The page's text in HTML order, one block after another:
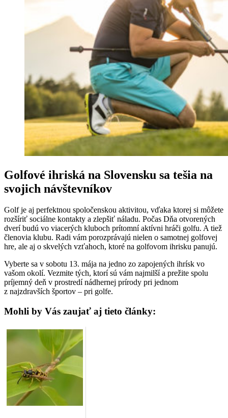
Golfové ihriská na Slovensku sa tešia na
svojich návštevníkov
Golf je aj perfektnou spoločenskou aktivitou, vďaka ktorej si môžete
rozšíriť sociálne kontakty a zlepšiť náladu. Počas Dňa otvorených
dverí budú vo viacerých kluboch prítomní aktívni hráči golfu. A tiež
členovia klubu. Radi vám porozprávajú nielen o samotnej golfovej
hre, ale aj o skvelých vzťahoch, ktoré na golfovom ihrisku panujú.
Vyberte sa v sobotu 13. mája na jedno zo zapojených ihrísk vo
vašom okolí. Vezmite tých, ktorí sú vám najmilší a prežite spolu
príjemný deň v prostredí nádhernej prírody pri jednom
z najzdravších športov – pri golfe.
Mohli by Vás zaujať aj tieto články: